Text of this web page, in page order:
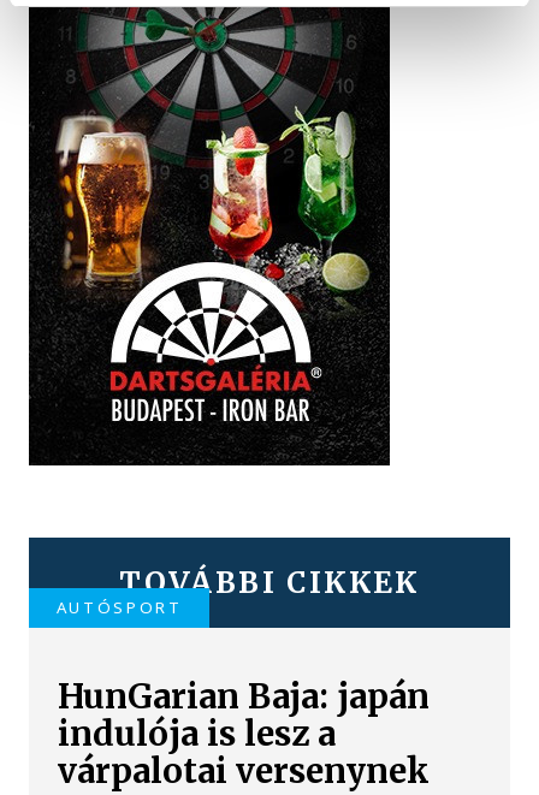
TOVÁBBI CIKKEK
AUTÓSPORT
HunGarian Baja: japán
indulója is lesz a
várpalotai versenynek